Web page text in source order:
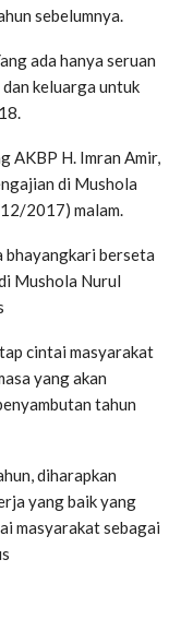
sebelumnya.
ada hanya seruan
keluarga untuk
AKBP H. Imran Amir,
di Mushola
2017) malam.
berseta
Mushola Nurul
cintai masyarakat
yang akan
tahun
diharapkan
yang baik yang
masyarakat sebagai